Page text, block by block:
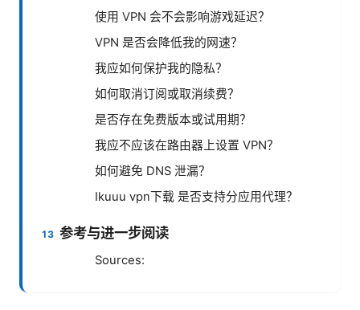
使用 VPN 会不会影响游戏延迟？
VPN 是否会降低我的网速？
我应如何保护我的隐私？
如何取消订阅或取消续费？
是否存在免费版本或试用期？
我应不应该在路由器上设置 VPN？
如何避免 DNS 泄漏？
Ikuuu vpn下载 是否支持分应用代理？
参考与进一步阅读
Sources: